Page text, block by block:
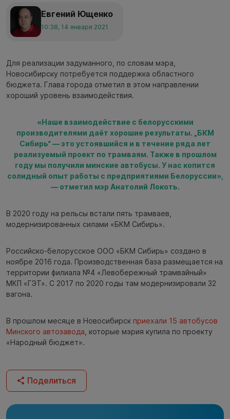
Евгений Ющенко
10:38, 14 января 2021
Для реализации задуманного, по словам мэра,
Новосибирску потребуется поддержка областного
бюджета. Глава города отметил в этом направлении
хороший уровень взаимодействия.
«Наше взаимодействие с белорусскими
производителями даёт хорошие результаты. „БКМ
Сибирь“ — это устоявшийся и в течение ряда лет
реализуемый проект по трамваям. Также в прошлом
году мы получили минские автобусы. У нас копится
солидный опыт работы с предприятиями Белоруссии»,
— отметил мэр Анатолий Локоть.
В 2020 году на рельсы встали пять трамваев,
модернизированных силами «БКМ Сибирь».
Российско-белорусское ООО «БКМ Сибирь» создано в
ноябре 2016 года. Производственная база размещается на
территории филиала №4 «Левобережный трамвайный»
МКП «ГЭТ». С 2017 по 2020 годы там модернизировали 32
вагона.
В прошлом месяце в Новосибирск приехали 15 автобусов
Минского автозавода , которые мэрия купила по проекту
«Народный бюджет».
Поделиться